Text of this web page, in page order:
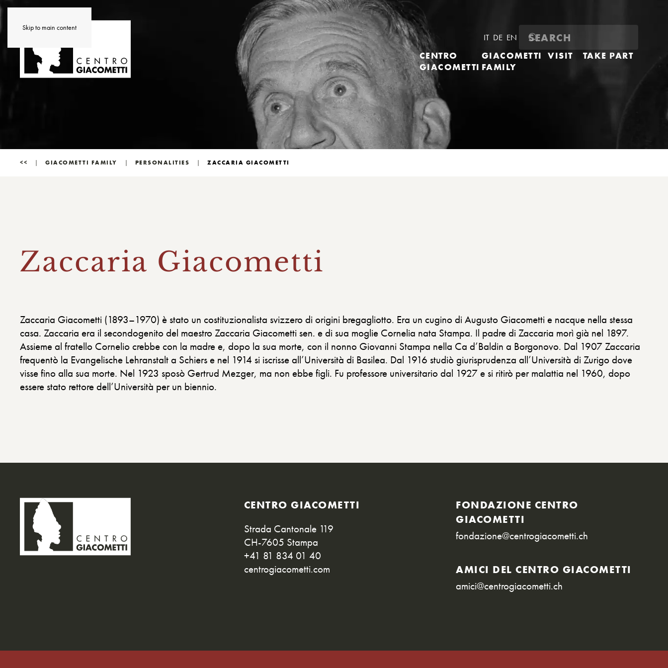
Skip to main content
IT DE EN
CENTRO
GIACOMETTI
GIACOMETTI
FAMILY
VISIT TAKE PART
<< GIACOMETTI FAMILY PERSONALITIES ZACCARIA GIACOMETTI
Zaccaria Giacometti
Zaccaria Giacometti (1893–1970) è stato un costituzionalista svizzero di origini bregagliotto. Era un cugino di Augusto Giacometti e nacque nella stessa
casa. Zaccaria era il secondogenito del maestro Zaccaria Giacometti sen. e di sua moglie Cornelia nata Stampa. Il padre di Zaccaria morì già nel 1897.
Assieme al fratello Cornelio crebbe con la madre e, dopo la sua morte, con il nonno Giovanni Stampa nella Ca d’Baldin a Borgonovo. Dal 1907 Zaccaria
frequentò la Evangelische Lehranstalt a Schiers e nel 1914 si iscrisse all’Università di Basilea. Dal 1916 studiò giurisprudenza all’Università di Zurigo dove
visse fino alla sua morte. Nel 1923 sposò Gertrud Mezger, ma non ebbe figli. Fu professore universitario dal 1927 e si ritirò per malattia nel 1960, dopo
essere stato rettore dell’Università per un biennio.
CENTRO GIACOMETTI
Strada Cantonale 119
CH-7605 Stampa
+41 81 834 01 40
centrogiacometti.com
FONDAZIONE CENTRO
GIACOMETTI
fondazione@centrogiacometti.ch
AMICI DEL CENTRO GIACOMETTI
amici@centrogiacometti.ch